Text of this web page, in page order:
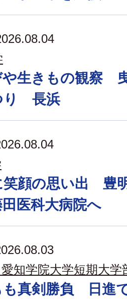
や生きもの観察
り 長浜
笑顔の思い出 豊
医科大病院へ
知学院大学短期大学
も真剣勝負 日進